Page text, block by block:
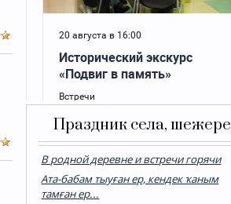
Праздник села, шежере
В родной деревне и встречи горячи
Ата-бабам тыуған ер, кендек ҡаным
тамған ер...